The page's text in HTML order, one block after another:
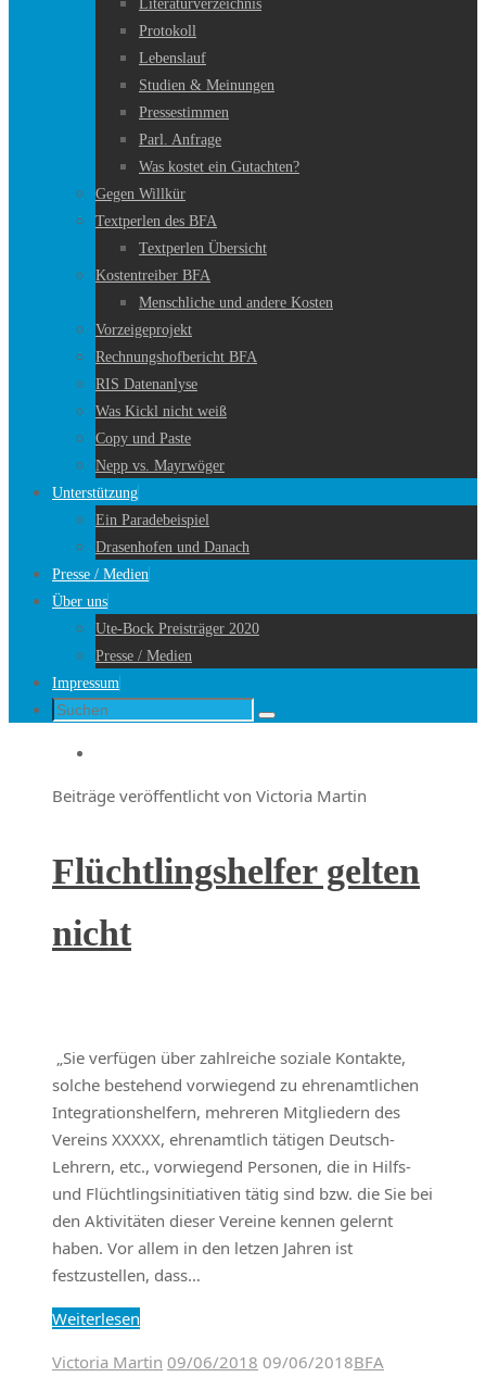
Literaturverzeichnis
Protokoll
Lebenslauf
Studien & Meinungen
Pressestimmen
Parl. Anfrage
Was kostet ein Gutachten?
Gegen Willkür
Textperlen des BFA
Textperlen Übersicht
Kostentreiber BFA
Menschliche und andere Kosten
Vorzeigeprojekt
Rechnungshofbericht BFA
RIS Datenanlyse
Was Kickl nicht weiß
Copy und Paste
Nepp vs. Mayrwöger
Unterstützung
Ein Paradebeispiel
Drasenhofen und Danach
Presse / Medien
Über uns
Ute-Bock Preisträger 2020
Presse / Medien
Impressum
Suche
Suchen
Startseite
Beiträge veröffentlicht von Victoria Martin
Flüchtlingshelfer gelten
nicht
„Sie verfügen über zahlreiche soziale Kontakte,
solche bestehend vorwiegend zu ehrenamtlichen
Integrationshelfern, mehreren Mitgliedern des
Vereins XXXXX, ehrenamtlich tätigen Deutsch-
Lehrern, etc., vorwiegend Personen, die in Hilfs-
und Flüchtlingsinitiativen tätig sind bzw. die Sie bei
den Aktivitäten dieser Vereine kennen gelernt
haben. Vor allem in den letzen Jahren ist
festzustellen, dass…
Weiterlesen
Victoria Martin 09/06/2018 09/06/2018BFA